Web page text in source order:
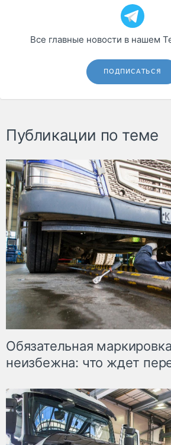
Все главные новости в нашем
ПОДПИСАТЬСЯ
Публикации по теме
Обязательная
неизбежна: что ждет